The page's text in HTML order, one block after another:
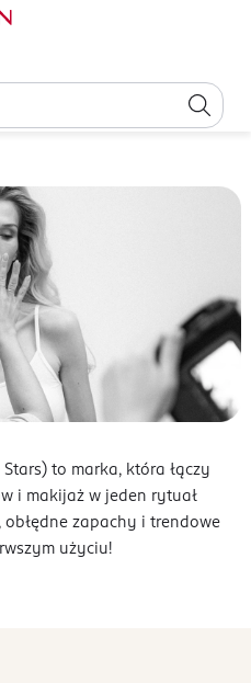
Stars) to marka, która łączy
i makijaż w jeden rytuał
zapachy i trendowe
użyciu!